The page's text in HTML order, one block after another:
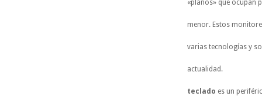
«planos» que ocupan
menor. Estos
varias tecnologías y
actualidad.
teclado es un